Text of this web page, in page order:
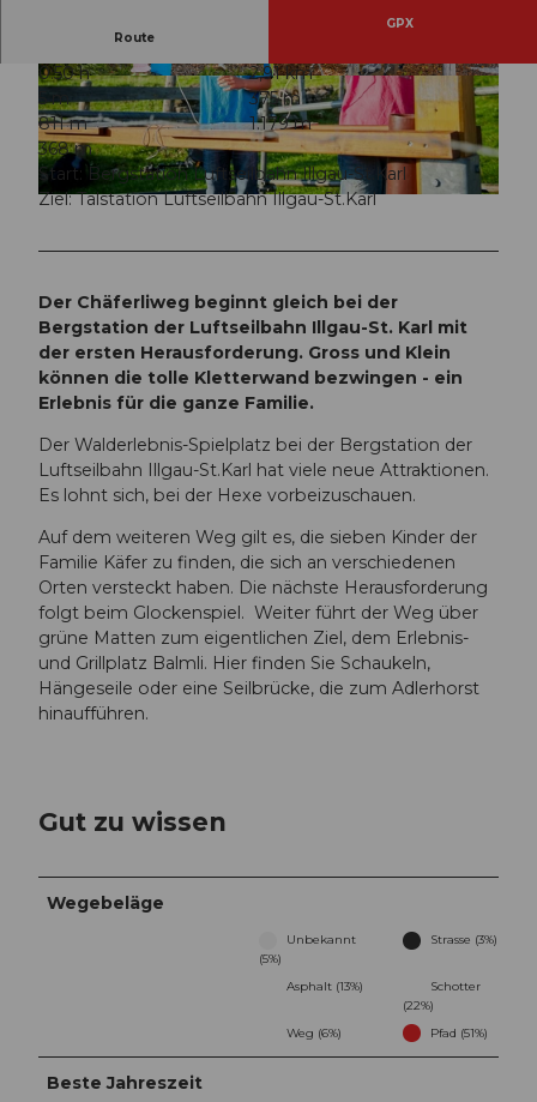
© Stoos-Muotatal Tourismus, Stoos-Muotatal Tourismus
© Stoos-Muotatal Tourismus, Stoos-Muotatal T
ourismus
© Stoos-Muotatal Tourismus, Stoos-Muotatal T
ourismus
Route
GPX
0:50 h
2,91 km
5 m
375 m
811 m
1.179 m
368 m
Start: Bergstation Luftseilbahn Illgau-St.Karl
Ziel: Talstation Luftseilbahn Illgau-St.Karl
Der Chäferliweg beginnt gleich bei der
Bergstation der Luftseilbahn Illgau-St. Karl mit
der ersten Herausforderung. Gross und Klein
können die tolle Kletterwand bezwingen - ein
Erlebnis für die ganze Familie.
Der Walderlebnis-Spielplatz bei der Bergstation der
Luftseilbahn Illgau-St.Karl hat viele neue Attraktionen.
Es lohnt sich, bei der Hexe vorbeizuschauen.
Auf dem weiteren Weg gilt es, die sieben Kinder der
Familie Käfer zu finden, die sich an verschiedenen
Orten versteckt haben. Die nächste Herausforderung
folgt beim Glockenspiel. Weiter führt der Weg über
grüne Matten zum eigentlichen Ziel, dem Erlebnis-
und Grillplatz Balmli. Hier finden Sie Schaukeln,
Hängeseile oder eine Seilbrücke, die zum Adlerhorst
hinaufführen.
Gut zu wissen
Wegebeläge
Unbekannt
(5%)
Strasse (3%)
Asphalt (13%)
Schotter
(22%)
Weg (6%)
Pfad (51%)
Beste Jahreszeit